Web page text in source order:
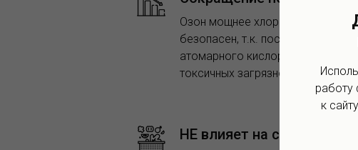
Озон мощнее хлора в 300 раз,
безопасен, т.к. после обработки
атомарного кислорода и не
токсичных загрязнений.
НЕ влияет на состав
работу
к